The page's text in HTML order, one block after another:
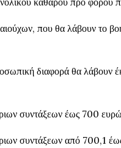
που θα λάβουν το
διαφορά θα λάβουν
συντάξεων έως 700
συντάξεων από 700,1